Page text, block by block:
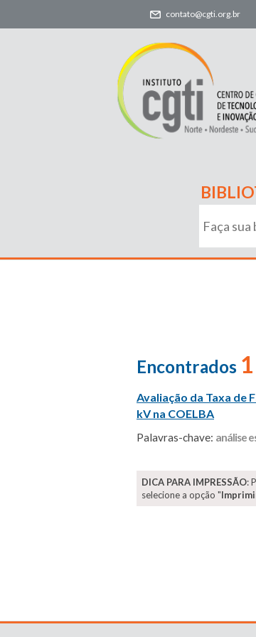
contato@cgti.org.br
Encontrados 1
Avaliação da Taxa de
kV na COELBA
Palavras-chave: análise
DICA PARA IMPRESSÃO:
selecione a opção "